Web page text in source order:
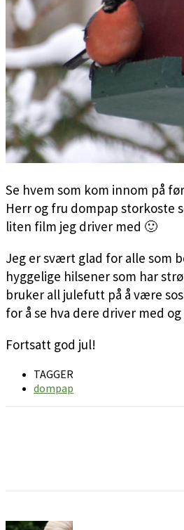
Se hvem som kom innom på
Herr og fru dompap storkoste
liten film jeg driver med 🙂
Jeg er svært glad for alle som
hyggelige hilsener som har
bruker all julefutt på å være
for å se hva dere driver med
Fortsatt god jul!
TAGGER
dompap